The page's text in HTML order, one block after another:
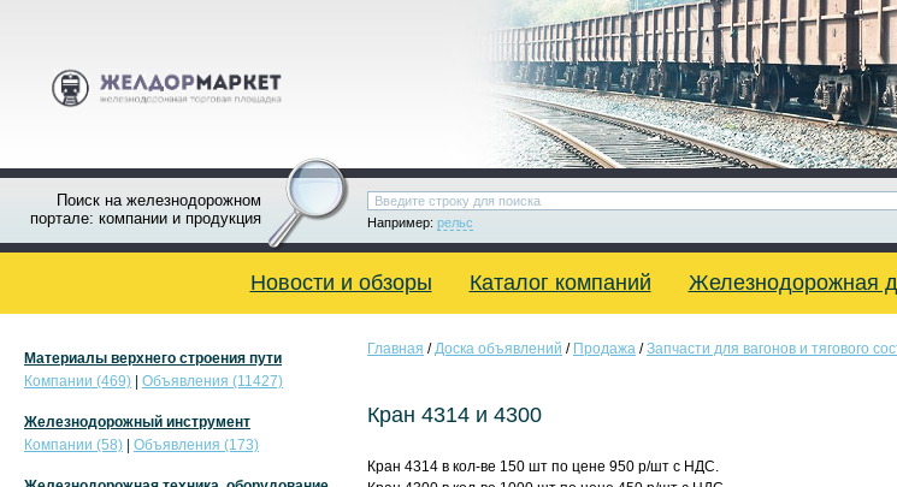
Поиск на железнодорожном
портале: компании и продукция
Например: рельс
Новости и обзоры Каталог компаний Железнодорожная
Главная /Доска объявлений / Продажа /Запчасти для вагонов и тягового
Кран 4314 и 4300
Кран 4314 в кол-ве 150 шт по цене 950 р/шт с НДС.
Материалы верхнего строения пути
Компании (469)
Объявления (11427)
Железнодорожный инструмент
Компании (58)
Объявления (173)